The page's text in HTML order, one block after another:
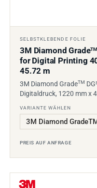
SELBSTKLEBENDE FOLIE
3M Diamond GradeTM
for Digital Printing
45.72 m
3M Diamond GradeTM
Digitaldruck, 1220 mm x
VARIANTE WÄHLEN
PREIS AUF ANFRAGE